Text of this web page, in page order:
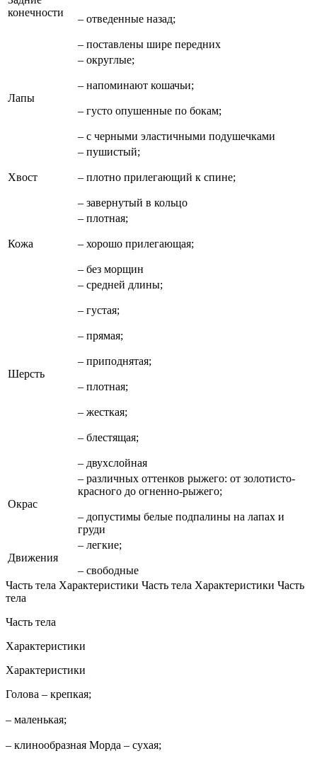
конечности
– отведенные назад;
– поставлены шире передних
Лапы
– округлые;
– напоминают кошачьи;
– густо опушенные по бокам;
– с черными эластичными подушечками
Хвост
– пушистый;
– плотно прилегающий к спине;
– завернутый в кольцо
Кожа
– плотная;
– хорошо прилегающая;
– без морщин
Шерсть
– средней длины;
– густая;
– прямая;
– приподнятая;
– плотная;
– жесткая;
– блестящая;
– двухслойная
Окрас
– различных оттенков рыжего: от золотисто-
красного до огненно-рыжего;
– допустимы белые подпалины на лапах и
груди
Движения
– легкие;
– свободные
Часть тела Характеристики Часть тела Характеристики Часть
тела
Часть тела
Характеристики
Характеристики
Голова – крепкая;
– маленькая;
– клинообразная Морда – сухая;